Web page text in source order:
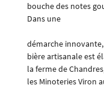
En cochant cette case, vous
formulaire de désinscription
bouche des notes
Dans une
démarche
bière artisanale est
la ferme de
les Minoteries Viron